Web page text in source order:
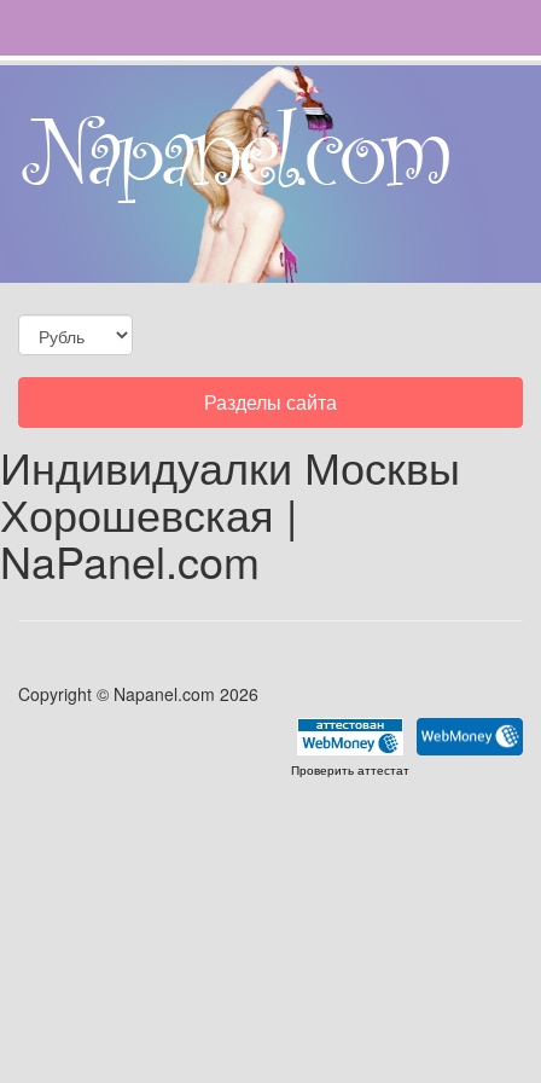
Toggle
navigation
Разделы сайта
Индивидуалки Москвы
Хорошевская |
NaPanel.com
Copyright © Napanel.com 2026
Проверить аттестат